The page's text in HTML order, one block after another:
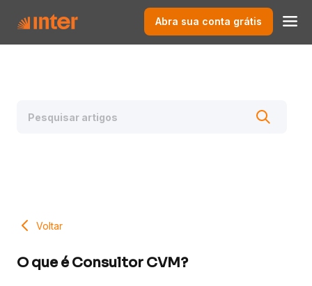
Abra sua conta grátis
Voltar
O que é Consultor CVM?